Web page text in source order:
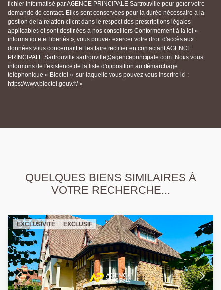
fichier informatisé par AGENCE PRINCIPALE Sartrouville pour gérer votre
demande de contact. Elles sont conservées pour la durée nécessaire à la
gestion de la relation client dans le respect des prescriptions légales
applicables et sont destinées à nos conseillers Conformément à la loi «
informatique et libertés », vous pouvez exercer votre droit d'accès aux
données vous concernant et les faire rectifier en contactant AGENCE
PRINCIPALE Sartrouville sartrouville@agenceprincipale.com. Nous vous
informons de l'existence de la liste d'opposition au démarchage
téléphonique « Bloctel », sur laquelle vous pouvez vous inscrire ici :
https://www.bloctel.gouv.fr/ »
QUELQUES BIENS SIMILAIRES À
VOTRE RECHERCHE...
EXCLUSIVITÉ EXCLUSIF